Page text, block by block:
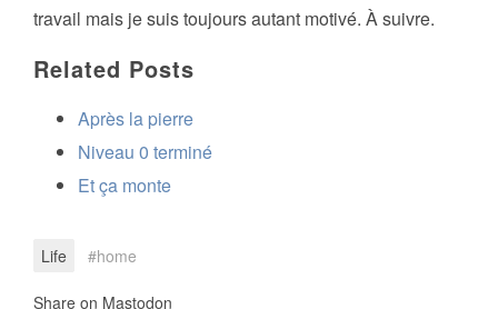
travail mais je suis toujours autant motivé. À suivre.
Related Posts
Après la pierre
Niveau 0 terminé
Et ça monte
Life home
Share on Mastodon